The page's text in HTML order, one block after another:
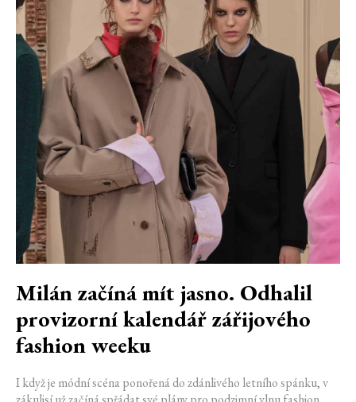
Milán začíná mít jasno. Odhalil
provizorní kalendář zářijového
fashion weeku
I když je módní scéna ponořená do zdánlivého letního spánku, v